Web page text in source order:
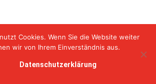
Cookies. Wenn Sie die Website weiter
wir von Ihrem Einverständnis aus.
Datenschutzerklärung